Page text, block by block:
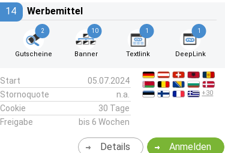
14 Werbemittel
2
Gutscheine
10
Banner
1
Textlink
1
DeepLink
Start
05.07.2024
Stornoquote
n.a.
Cookie
30 Tage
Freigabe
bis 6 Wochen
+30
Anmelden
Details